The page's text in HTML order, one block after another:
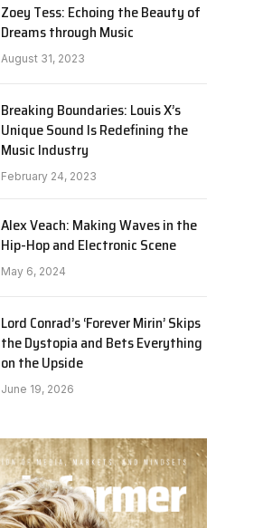
Zoey Tess: Echoing the Beauty of
Dreams through Music
August 31, 2023
Breaking Boundaries: Louis X’s
Unique Sound Is Redefining the
Music Industry
February 24, 2023
Alex Veach: Making Waves in the
Hip-Hop and Electronic Scene
May 6, 2024
Lord Conrad’s ‘Forever Mirin’ Skips
the Dystopia and Bets Everything
on the Upside
June 19, 2026